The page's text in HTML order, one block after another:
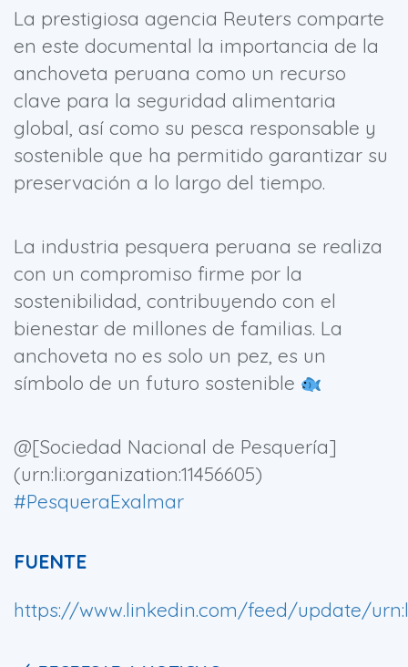
La prestigiosa agencia Reuters comparte
en este documental la importancia de la
anchoveta peruana como un recurso
clave para la seguridad alimentaria
global, así como su pesca responsable y
sostenible que ha permitido garantizar su
preservación a lo largo del tiempo.
La industria pesquera peruana se realiza
con un compromiso firme por la
sostenibilidad, contribuyendo con el
bienestar de millones de familias. La
anchoveta no es solo un pez, es un
símbolo de un futuro sostenible
@[Sociedad Nacional de Pesquería]
(urn:li:organization:11456605)
#PesqueraExalmar
FUENTE
https://www.linkedin.com/feed/update/